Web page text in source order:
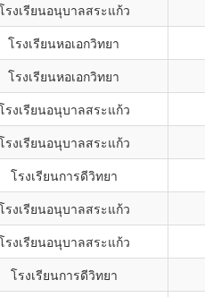
รงเรียนอนุบาลสระแก้ว
โรงเรียนหอเอกวิทยา
โรงเรียนหอเอกวิทยา
รงเรียนอนุบาลสระแก้ว
รงเรียนอนุบาลสระแก้ว
โรงเรียนการดีวิทยา
รงเรียนอนุบาลสระแก้ว
รงเรียนอนุบาลสระแก้ว
โรงเรียนการดีวิทยา